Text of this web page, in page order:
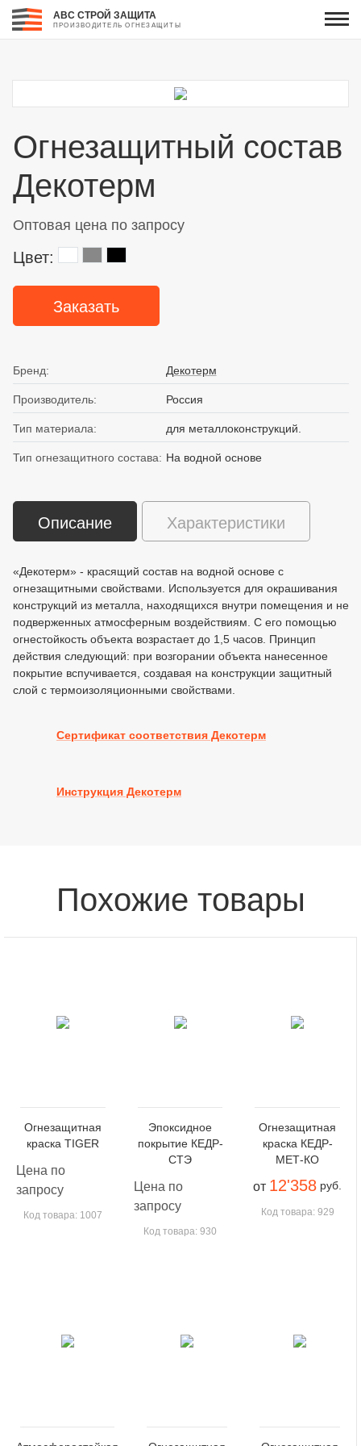
АВС СТРОЙ ЗАЩИТА
ПРОИЗВОДИТЕЛЬ ОГНЕЗАЩИТЫ
Огнезащитный состав
Декотерм
Оптовая цена по запросу
Цвет:
Заказать
Бренд: Декотерм
Производитель: Россия
Тип материала: для металлоконструкций.
Тип огнезащитного состава: На водной основе
Описание Характеристики
«Декотерм» - красящий состав на водной основе с
огнезащитными свойствами. Используется для окрашивания
конструкций из металла, находящихся внутри помещения и не
подверженных атмосферным воздействиям. С его помощью
огнестойкость объекта возрастает до 1,5 часов. Принцип
действия следующий: при возгорании объекта нанесенное
покрытие вспучивается, создавая на конструкции защитный
слой с термоизоляционными свойствами.
Сертификат соответствия Декотерм
Инструкция Декотерм
Похожие товары
Огнезащитная
краска TIGER
Цена по
запросу
Код товара: 1007
Эпоксидное
покрытие КЕДР-
СТЭ
Цена по
запросу
Код товара: 930
Огнезащитная
краска КЕДР-
МЕТ-КО
от 12'358 руб.
Код товара: 929